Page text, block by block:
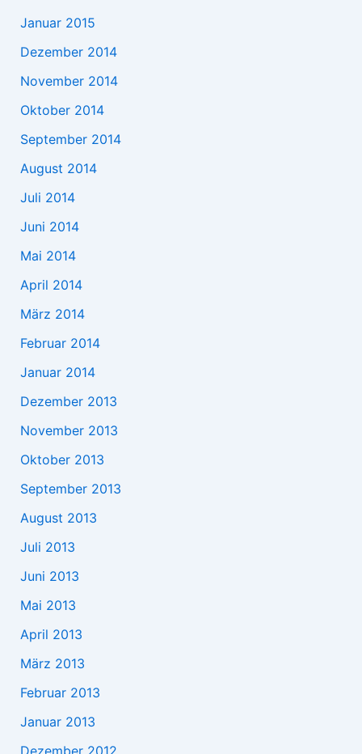
Januar 2015
Dezember 2014
November 2014
Oktober 2014
September 2014
August 2014
Juli 2014
Juni 2014
Mai 2014
April 2014
März 2014
Februar 2014
Januar 2014
Dezember 2013
November 2013
Oktober 2013
September 2013
August 2013
Juli 2013
Juni 2013
Mai 2013
April 2013
März 2013
Februar 2013
Januar 2013